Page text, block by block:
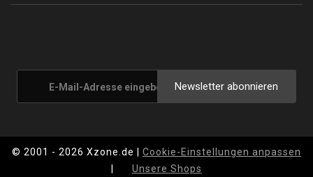
Newsletter abonnieren
© 2001 - 2026 Xzone.de | Cookie-Einstellungen anpassen
|
Unsere Shops